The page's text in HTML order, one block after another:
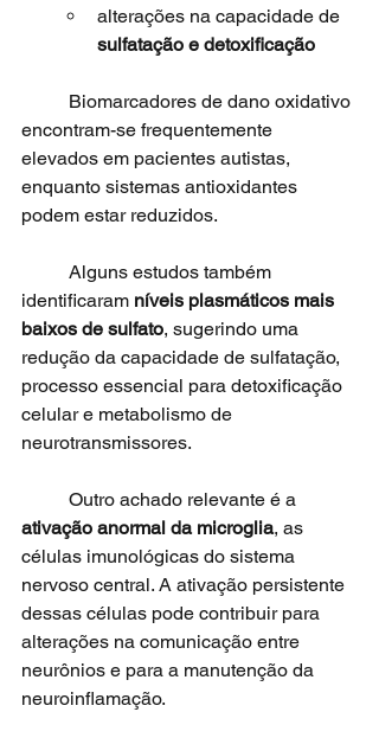
alterações na capacidade de
sulfatação e detoxificação
encontram-se frequentemente
elevados em pacientes autistas,
enquanto sistemas antioxidantes
podem estar reduzidos.
identificaram níveis plasmáticos mais
baixos de sulfato, sugerindo uma
redução da capacidade de sulfatação,
processo essencial para detoxificação
celular e metabolismo de
neurotransmissores.
	Outro achado relevante é a
ativação anormal da microglia, as
células imunológicas do sistema
nervoso central. A ativação persistente
dessas células pode contribuir para
alterações na comunicação entre
neurônios e para a manutenção da
neuroinflamação.